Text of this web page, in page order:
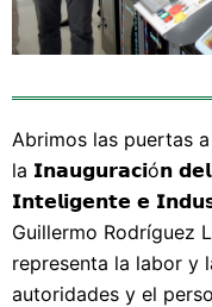
Abrimos las puertas
la 𝗜𝗻𝗮𝘂𝗴𝘂𝗿𝗮𝗰𝗶ó𝗻
𝗜𝗻𝘁𝗲𝗹𝗶𝗴𝗲𝗻𝘁𝗲 𝗲
Guillermo Rodríguez
representa la labor y
autoridades y el